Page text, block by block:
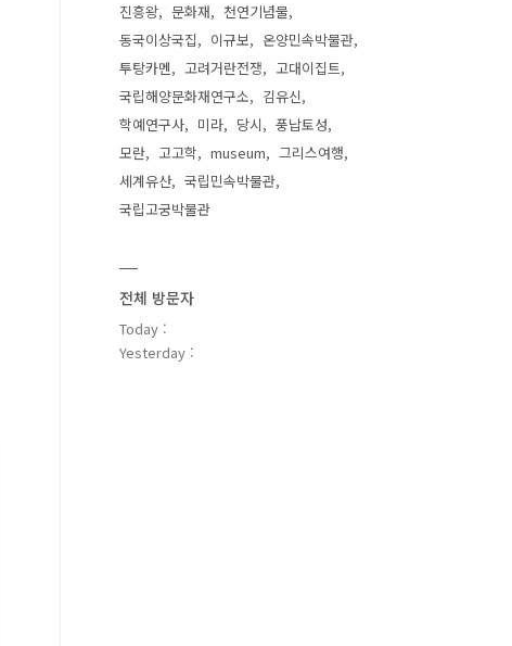
진흥왕
문화재
천연기념물
동국이상국집
이규보
온양민속박물관
투탕카멘
고려거란전쟁
고대이집트
국립해양문화재연구소
김유신
학예연구사
미라 당시
풍납토성
모란
고고학 museum
그리스여행
세계유산
국립민속박물관
국립고궁박물관
전체 방문자
Today :
Yesterday :